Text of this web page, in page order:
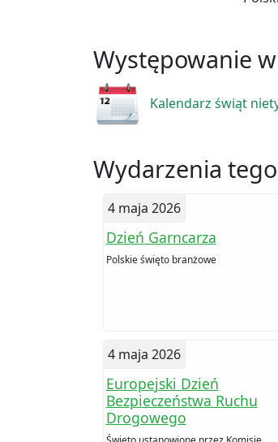
Występowanie
Kalendarz świąt
Wydarzenia
4 maja 2026
Dzień Garncarza
Polskie święto branżowe
4 maja 2026
Europejski Dzień
Bezpieczeństwa Ruchu
Drogowego